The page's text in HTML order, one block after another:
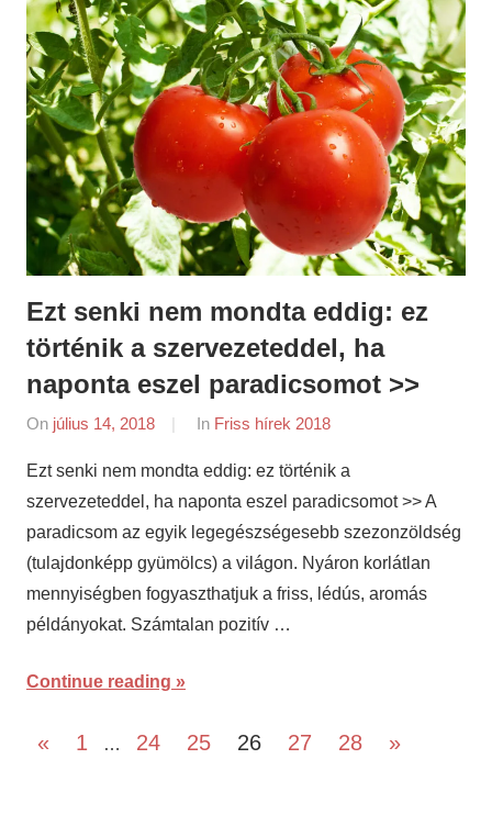
Ezt senki nem mondta eddig: ez
történik a szervezeteddel, ha
naponta eszel paradicsomot >>
On július 14, 2018
By
In Friss hírek 2018
Ezt senki nem mondta eddig: ez történik a
szervezeteddel, ha naponta eszel paradicsomot >> A
paradicsom az egyik legegészségesebb szezonzöldség
(tulajdonképp gyümölcs) a világon. Nyáron korlátlan
mennyiségben fogyaszthatjuk a friss, lédús, aromás
példányokat. Számtalan pozitív …
Continue reading
Bejegyzések
«Previous
1 … 24 25 26 27 28
Next
»